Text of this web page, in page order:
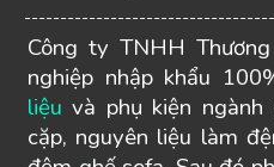
Công ty TNHH
nghiệp nhập khẩu
liệu và phụ kiện
cặp, nguyên liệu làm